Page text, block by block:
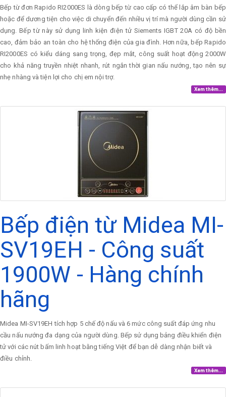
Bếp từ đơn Rapido RI2000ES là dòng bếp từ cao cấp có thể lắp âm bàn bếp
hoặc để dương tiện cho việc di chuyển đến nhiều vị trí mà người dùng cần sử
dụng. Bếp từ này sử dụng linh kiện điện tử Siements IGBT 20A có độ bền
cao, đảm bảo an toàn cho hệ thống điện của gia đình. Hơn nữa, bếp Rapido
RI2000ES có kiểu dáng sang trọng, đẹp mắt, công suất hoạt động 2000W
cho khả năng truyền nhiệt nhanh, rút ngắn thời gian nấu nướng, tạo nên sự
nhẹ nhàng và tiện lợi cho chị em nội trợ.
Xem thêm...
Bếp điện từ Midea MI-
SV19EH - Công suất
1900W - Hàng chính
hãng
Midea MI-SV19EH tích hợp 5 chế độ nấu và 6 mức công suất đáp ứng nhu
cầu nấu nướng đa dạng của người dùng. Bếp sử dụng bảng điều khiển điện
tử với các nút bấm linh hoạt bằng tiếng Việt để bạn dễ dàng nhận biết và
điều chỉnh.
Xem thêm...